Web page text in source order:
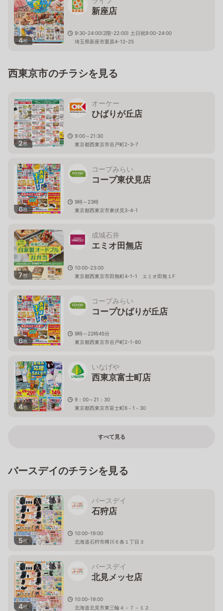
4枚
新座店
9:30-24:00(2階-22:00) 土日祝9:00-24:00
埼玉県新座市栗原4-12-25
西東京市のチラシを見る
2枚
オーケー
ひばりが丘店
9:00～21:30
東京都西東京市谷戸町2-3-7
6枚
コープみらい
コープ東伏見店
9時～23時
東京都西東京市東伏見3-4-1
7枚
成城石井
エミオ田無店
10:00-23:00
東京都西東京市田無町4-1-1 エミオ田無１F
6枚
コープみらい
コープひばりが丘店
9時～22時45分
東京都西東京市谷戸町2-1-80
4枚
いなげや
西東京富士町店
9：00～21：30
東京都西東京市富士町6－1－30
すべて見る
バースデイのチラシを見る
5枚
バースデイ
石狩店
10:00-19:00
北海道石狩市樽川６条１丁目３
4枚
バースデイ
北見メッセ店
10:00-19:00
北海道北見市東三輪４－７－１２